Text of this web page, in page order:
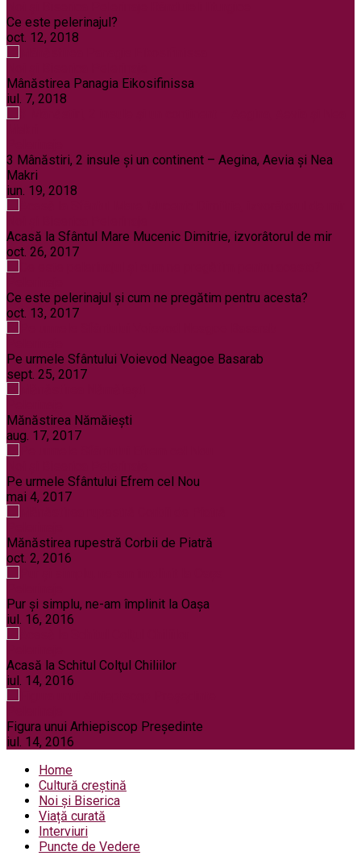
Ce este pelerinajul?
oct. 12, 2018
Mânăstirea Panagia Eikosifinissa
iul. 7, 2018
3 Mânăstiri, 2 insule și un continent – Aegina, Aevia și Nea
Makri
iun. 19, 2018
Acasă la Sfântul Mare Mucenic Dimitrie, izvorâtorul de mir
oct. 26, 2017
Ce este pelerinajul şi cum ne pregătim pentru acesta?
oct. 13, 2017
Pe urmele Sfântului Voievod Neagoe Basarab
sept. 25, 2017
Mănăstirea Nămăiești
aug. 17, 2017
Pe urmele Sfântului Efrem cel Nou
mai 4, 2017
Mănăstirea rupestră Corbii de Piatră
oct. 2, 2016
Pur şi simplu, ne-am împlinit la Oaşa
iul. 16, 2016
Acasă la Schitul Colţul Chiliilor
iul. 14, 2016
Figura unui Arhiepiscop Preşedinte
iul. 14, 2016
Home
Cultură creștină
Noi și Biserica
Viață curată
Interviuri
Puncte de Vedere